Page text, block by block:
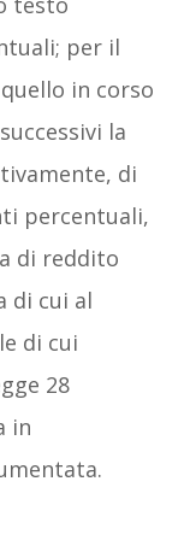
per il
in corso
la
di
percentuali,
di reddito
di cui al
di cui
28
in